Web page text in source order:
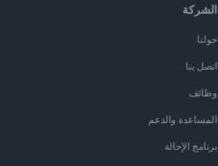
الشركة
حولنا
اتصل بنا
وظائف
المساعدة والدعم
برنامج الإحالة